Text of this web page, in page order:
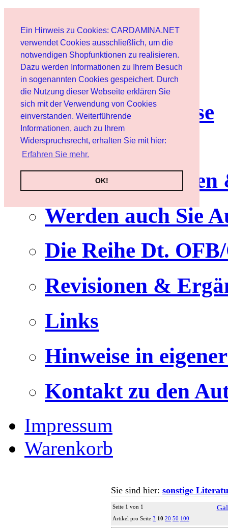
Ein Hinweis zu Cookies: CARDAMINA.NET
verwendet Cookies ausschließlich, um die
notwendigen Shopfunktionen zu realisieren.
Dazu werden Informationen zu Ihrem Besuch
in sogenannten Cookies gespeichert. Durch
die Nutzung dieser Webseite erklären Sie
sich mit der Verwendung von Cookies
einverstanden. Weiterführende
Informationen, auch zu Ihrem
Widerspruchsrecht, erhalten Sie mit hier:
Erfahren Sie mehr.
OK!
Benutzer
Newsletter
Nutzungshinweise
Service
Werden auch Sie
Die Reihe Dt.
Revisionen &
Links
Hinweise in
Kontakt zu den
Impressum
Warenkorb
Sie sind hier: sonstige
Seite 1 von 1
Artikel pro Seite 3 10 20 50 100